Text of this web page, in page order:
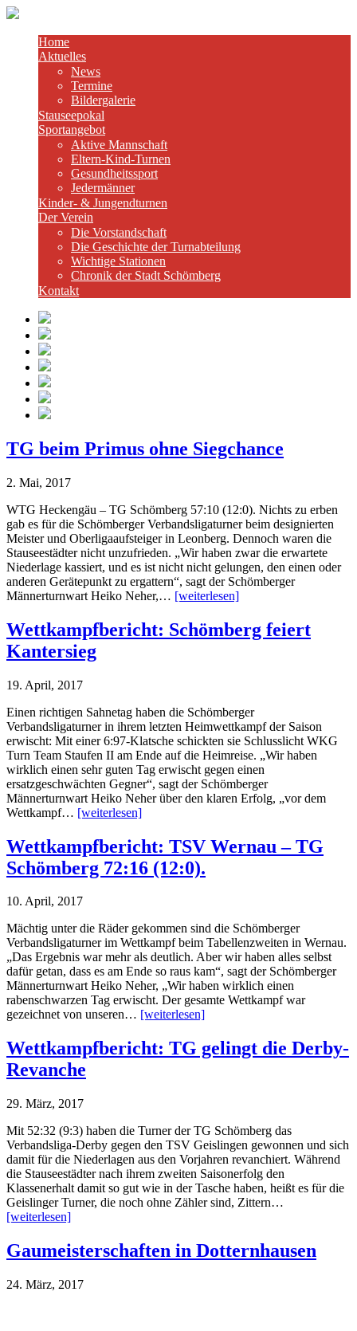
Home
Aktuelles
News
Termine
Bildergalerie
Stauseepokal
Sportangebot
Aktive Mannschaft
Eltern-Kind-Turnen
Gesundheitssport
Jedermänner
Kinder- & Jungendturnen
Der Verein
Die Vorstandschaft
Die Geschichte der Turnabteilung
Wichtige Stationen
Chronik der Stadt Schömberg
Kontakt
TG beim Primus ohne Siegchance
2. Mai, 2017
WTG Heckengäu – TG Schömberg 57:10 (12:0). Nichts zu erben
gab es für die Schömberger Verbandsligaturner beim designierten
Meister und Oberligaaufsteiger in Leonberg. Dennoch waren die
Stauseestädter nicht unzufrieden. „Wir haben zwar die erwartete
Niederlage kassiert, und es ist nicht nicht gelungen, den einen oder
anderen Gerätepunkt zu ergattern“, sagt der Schömberger
Männerturnwart Heiko Neher,… [weiterlesen]
Wettkampfbericht: Schömberg feiert
Kantersieg
19. April, 2017
Einen richtigen Sahnetag haben die Schömberger
Verbandsligaturner in ihrem letzten Heimwettkampf der Saison
erwischt: Mit einer 6:97-Klatsche schickten sie Schlusslicht WKG
Turn Team Staufen II am Ende auf die Heimreise. „Wir haben
wirklich einen sehr guten Tag erwischt gegen einen
ersatzgeschwächten Gegner“, sagt der Schömberger
Männerturnwart Heiko Neher über den klaren Erfolg, „vor dem
Wettkampf… [weiterlesen]
Wettkampfbericht: TSV Wernau – TG
Schömberg 72:16 (12:0).
10. April, 2017
Mächtig unter die Räder gekommen sind die Schömberger
Verbandsligaturner im Wettkampf beim Tabellenzweiten in Wernau.
„Das Ergebnis war mehr als deutlich. Aber wir haben alles selbst
dafür getan, dass es am Ende so raus kam“, sagt der Schömberger
Männerturnwart Heiko Neher, „Wir haben wirklich einen
rabenschwarzen Tag erwischt. Der gesamte Wettkampf war
gezeichnet von unseren… [weiterlesen]
Wettkampfbericht: TG gelingt die Derby-
Revanche
29. März, 2017
Mit 52:32 (9:3) haben die Turner der TG Schömberg das
Verbandsliga-Derby gegen den TSV Geislingen gewonnen und sich
damit für die Niederlagen aus den Vorjahren revanchiert. Während
die Stauseestädter nach ihrem zweiten Saisonerfolg den
Klassenerhalt damit so gut wie in der Tasche haben, heißt es für die
Geislinger Turner, die noch ohne Zähler sind, Zittern…
[weiterlesen]
Gaumeisterschaften in Dotternhausen
24. März, 2017